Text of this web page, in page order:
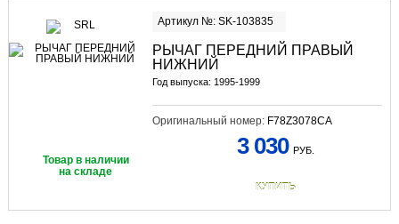
Артикул №: SK-103835
РЫЧАГ ПЕРЕДНИЙ ПРАВЫЙ
НИЖНИЙ
Год выпуска: 1995-1999
Оригинальный номер: F78Z3078CA
Товар в наличии
на складе
3 030 РУБ.
КУПИТЬ